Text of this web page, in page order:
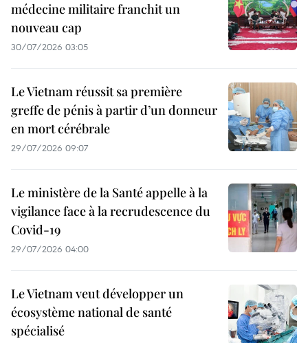
médecine militaire franchit un
nouveau cap
30/07/2026 03:05
Le Vietnam réussit sa première
greffe de pénis à partir d’un donneur
en mort cérébrale
29/07/2026 09:07
Le ministère de la Santé appelle à la
vigilance face à la recrudescence du
Covid-19
29/07/2026 04:00
Le Vietnam veut développer un
écosystème national de santé
spécialisé